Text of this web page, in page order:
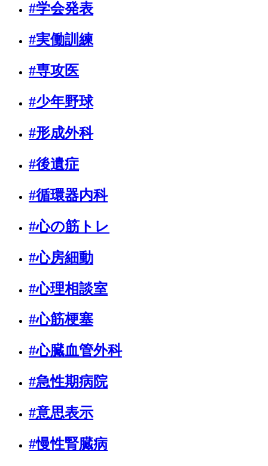
#学会発表
#実働訓練
#専攻医
#少年野球
#形成外科
#後遺症
#循環器内科
#心の筋トレ
#心房細動
#心理相談室
#心筋梗塞
#心臓血管外科
#急性期病院
#意思表示
#慢性腎臓病